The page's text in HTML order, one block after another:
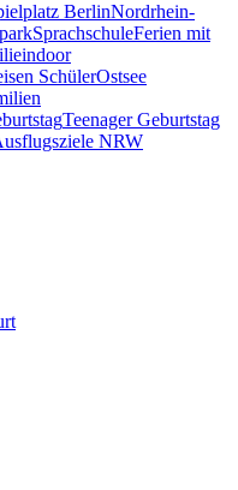
BerlinNordrhein-
SprachschuleFerien mit
indoor
SchülerOstsee
Teenager Geburtstag
NRW